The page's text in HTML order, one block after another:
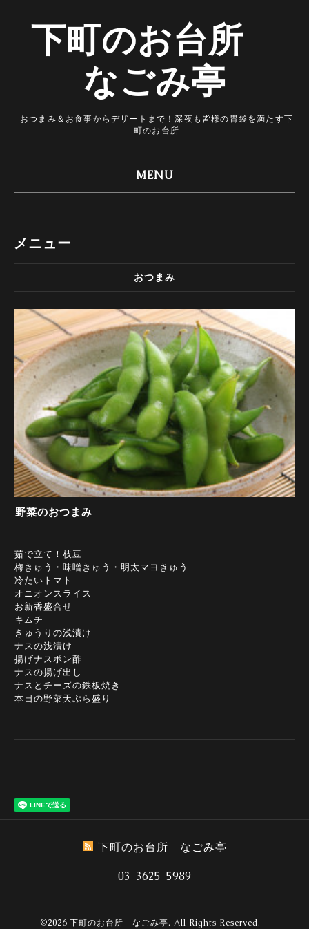
下町のお台所
なごみ亭
おつまみ＆お食事からデザートまで！深夜も皆様の胃袋を満たす下
町のお台所
MENU
メニュー
おつまみ
野菜のおつまみ
茹で立て！枝豆
梅きゅう・味噌きゅう・明太マヨきゅう
冷たいトマト
オニオンスライス
お新香盛合せ
キムチ
きゅうりの浅漬け
ナスの浅漬け
揚げナスポン酢
ナスの揚げ出し
ナスとチーズの鉄板焼き
本日の野菜天ぷら盛り
下町のお台所 なごみ亭
03-3625-5989
©2026 下町のお台所 なごみ亭. All Rights Reserved.